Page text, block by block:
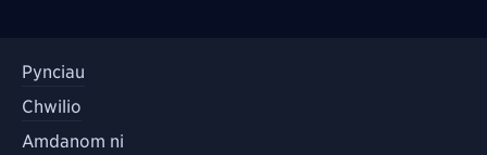
Pynciau
Chwilio
Amdanom ni